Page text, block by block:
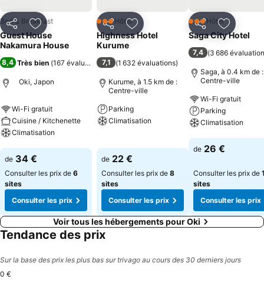
PartagerAjouter à mes favoris
Bed & Breakfast
Guest House
Nakamura House
8,4 Très bien (167 évaluations)
Oki, Japon
Wi-Fi gratuit
Cuisine / Kitchenette
Climatisation
Consulter les prix
de 34 €
Consulter les prix de 6
sites
Consulter les prix
PartagerAjouter à mes favoris
3 ÉtoilesHôtel
Highness Hotel
Kurume
7,1 (1 632 évaluations)
Kurume, à 1.5 km de :
Centre-ville
Parking
Climatisation
de 22 €
Consulter les prix de 8
sites
Consulter les prix
PartagerAjouter
3 ÉtoilesHôtel
Saga City Hotel
7,4 (3 686
Saga, à 0.4 km de :
Centre-ville
Wi-Fi gratuit
Parking
Climatisation
Consulter les
de 26 €
Consulter les prix de
sites
Consulter les prix
Voir tous les hébergements pour Oki
Tendance des prix
Sur la base des prix les plus bas sur trivago au cours des 30 derniers jours
0 €